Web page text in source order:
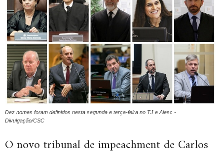
Dez nomes foram definidos nesta segunda e terça-feira no TJ e Alesc -
Divulgação/CSC
O novo tribunal de impeachment de Carlos